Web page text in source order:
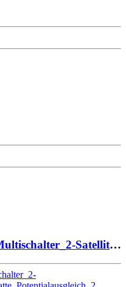
JultecJRM0912M_Legacy-Multischalter_2-Satelliten_Vormontage_Lochblechplatte_Potentialausgleich_2